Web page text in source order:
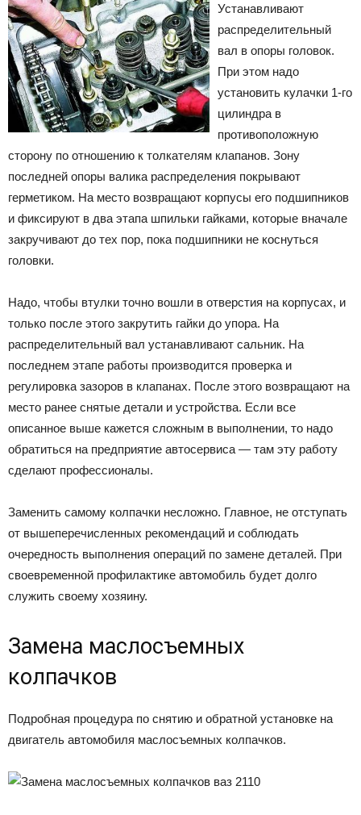
Устанавливают
распределительный
вал в опоры головок.
При этом надо
установить кулачки 1-го
цилиндра в
противоположную
сторону по отношению к толкателям клапанов. Зону
последней опоры валика распределения покрывают
герметиком. На место возвращают корпусы его подшипников
и фиксируют в два этапа шпильки гайками, которые вначале
закручивают до тех пор, пока подшипники не коснуться
головки.
Надо, чтобы втулки точно вошли в отверстия на корпусах, и
только после этого закрутить гайки до упора. На
распределительный вал устанавливают сальник. На
последнем этапе работы производится проверка и
регулировка зазоров в клапанах. После этого возвращают на
место ранее снятые детали и устройства. Если все
описанное выше кажется сложным в выполнении, то надо
обратиться на предприятие автосервиса — там эту работу
сделают профессионалы.
Заменить самому колпачки несложно. Главное, не отступать
от вышеперечисленных рекомендаций и соблюдать
очередность выполнения операций по замене деталей. При
своевременной профилактике автомобиль будет долго
служить своему хозяину.
Замена маслосъемных
колпачков
Подробная процедура по снятию и обратной установке на
двигатель автомобиля маслосъемных колпачков.